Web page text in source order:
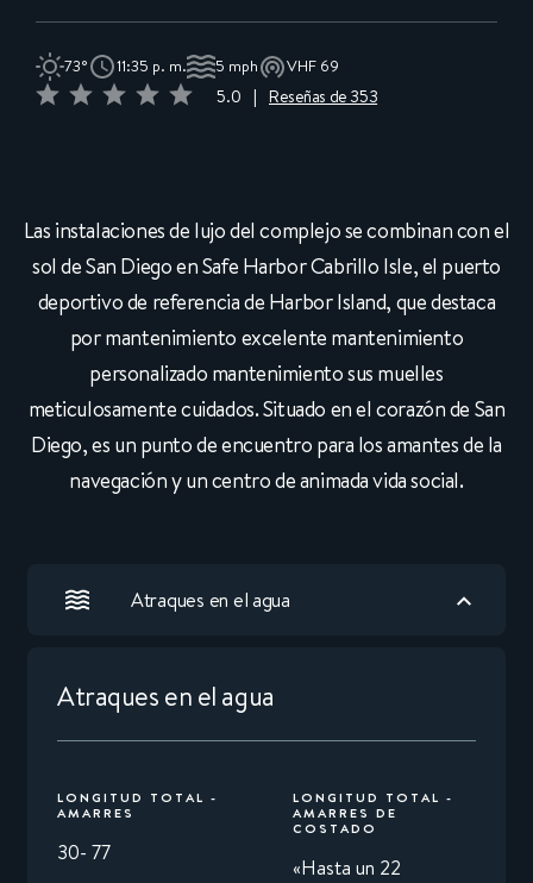
73° 11:35 p. m. 5 mph VHF 69
5.0 Reseñas de 353
Las instalaciones de lujo del complejo se combinan con el
sol de San Diego en Safe Harbor Cabrillo Isle, el puerto
deportivo de referencia de Harbor Island, que destaca
por mantenimiento excelente mantenimiento
personalizado mantenimiento sus muelles
meticulosamente cuidados. Situado en el corazón de San
Diego, es un punto de encuentro para los amantes de la
navegación y un centro de animada vida social.
Atraques en el agua
Atraques en el agua
LONGITUD TOTAL -
AMARRES
30- 77
LONGITUD TOTAL -
AMARRES DE
COSTADO
«Hasta un 22